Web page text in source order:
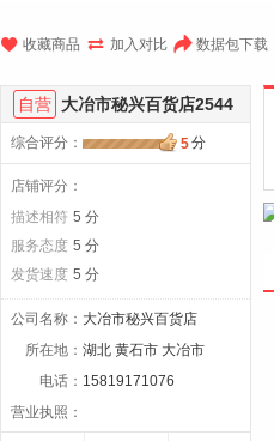
 收藏商品  加入对比  数据包下载
自营 大冶市秘兴百货店2544
综合评分 ： 5分
店铺评分：
描述相符 5 分
服务态度 5 分
发货速度 5 分
公司名称 ： 大冶市秘兴百货店
所在地 ： 湖北 黄石市 大冶市
电话 ： 15819171076
营业执照 ：